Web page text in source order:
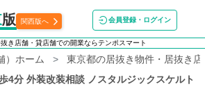
版 関西版へ 会員登録・ログイン
き店舗・貸店舗での開業ならテンポスマート
）ホーム
東京都の居抜き物件・居抜き
4分 外装改装相談 ノスタルジックスケルト